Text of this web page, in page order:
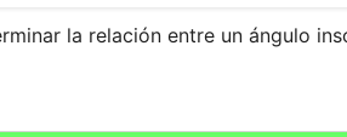
la relación entre un ángulo